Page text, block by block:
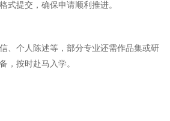
式提交，确保申请顺利推进。
、个人陈述等，部分专业还需作品集或研
，按时赴马入学。